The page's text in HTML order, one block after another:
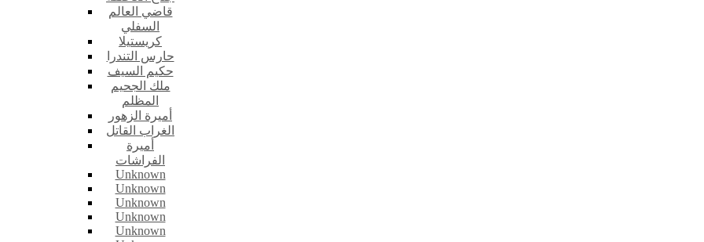
قاضي العالم
السفلي
كريستيلا
حارس التندرا
حكيم السيف
ملك الجحيم
المظلم
أميرة الزهور
الغراب القاتل
أميرة
الفراشات
Unknown
Unknown
Unknown
Unknown
Unknown